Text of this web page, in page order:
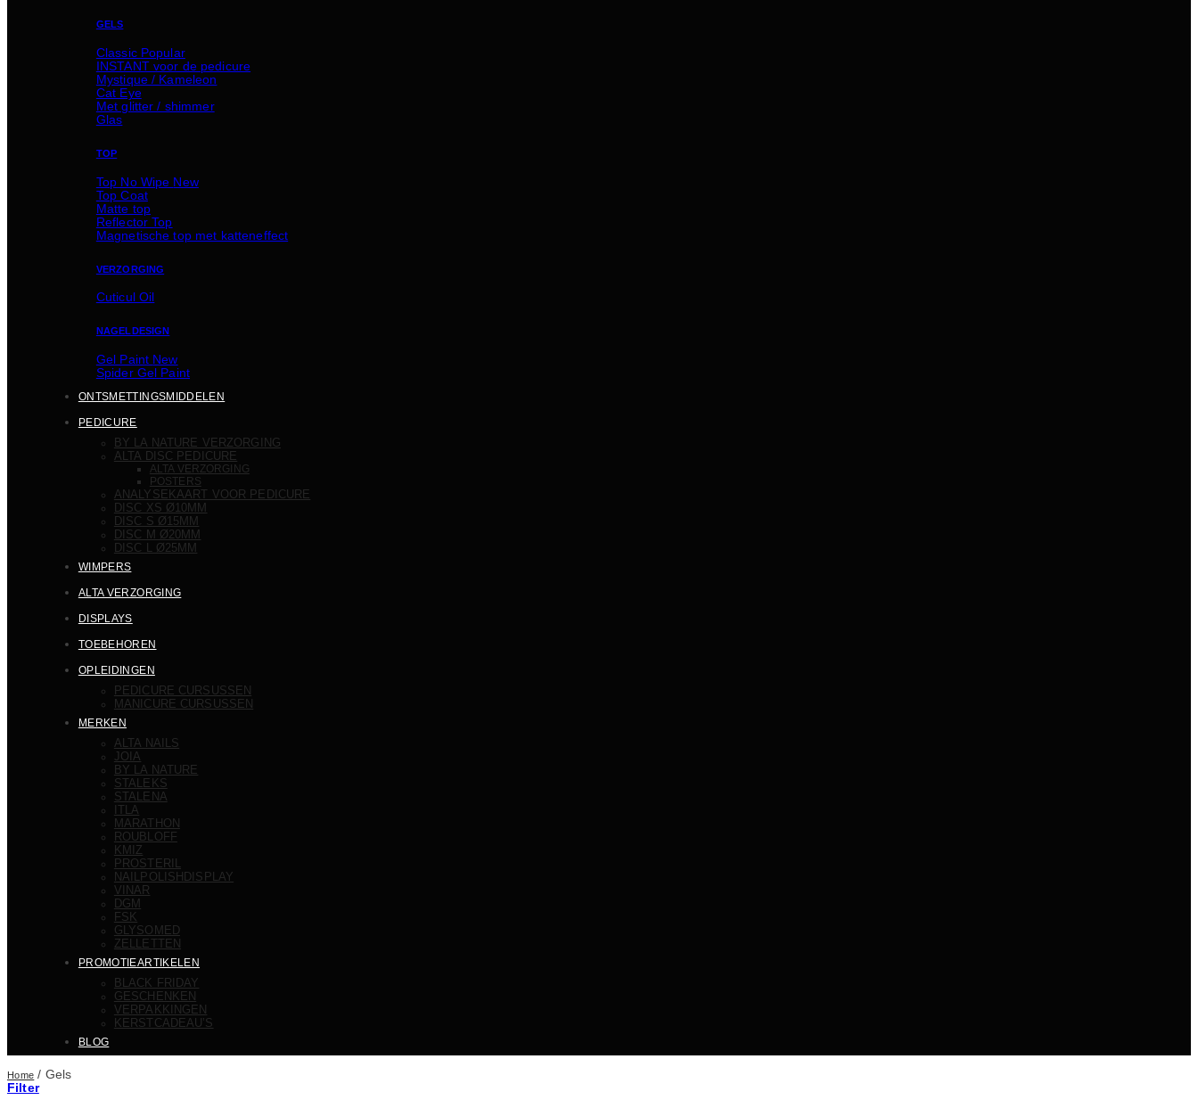
GELS
Classic
INSTANT voor de pedicure
Mystique / Kameleon
Cat Eye
Met glitter / shimmer
Glas
TOP
Top No Wipe
Top Coat
Matte top
Reflector Top
Magnetische top met katteneffect
VERZORGING
Cuticul Oil
NAGELDESIGN
Gel Paint
Spider Gel Paint
ONTSMETTINGSMIDDELEN
PEDICURE
BY LA NATURE VERZORGING
ALTA DISC PEDICURE
ALTA VERZORGING
POSTERS
ANALYSEKAART VOOR PEDICURE
DISC XS Ø10MM
DISC S Ø15MM
DISC M Ø20MM
DISC L Ø25MM
WIMPERS
ALTA VERZORGING
DISPLAYS
TOEBEHOREN
OPLEIDINGEN
PEDICURE CURSUSSEN
MANICURE CURSUSSEN
MERKEN
ALTA NAILS
JOIA
BY LA NATURE
STALEKS
STALENA
ITLA
MARATHON
ROUBLOFF
KMIZ
PROSTERIL
NAILPOLISHDISPLAY
VINAR
DGM
FSK
GLYSOMED
ZELLETTEN
PROMOTIEARTIKELEN
BLACK FRIDAY
GESCHENKEN
VERPAKKINGEN
KERSTCADEAU’S
BLOG
Home / Gels
Filter